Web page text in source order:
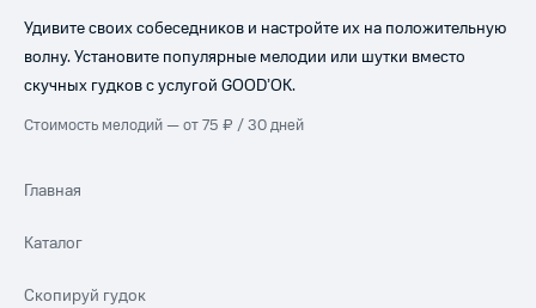
Удивите своих собеседников и настройте их на положительную
волну. Установите популярные мелодии или шутки вместо
скучных гудков с услугой GOOD’OK.
Стоимость мелодий — от 75 ₽ / 30 дней
Главная
Каталог
Скопируй гудок